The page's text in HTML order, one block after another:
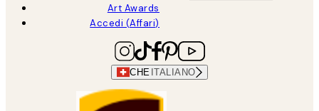
Art Awards
Accedi (Affari)
CHE ITALIANO